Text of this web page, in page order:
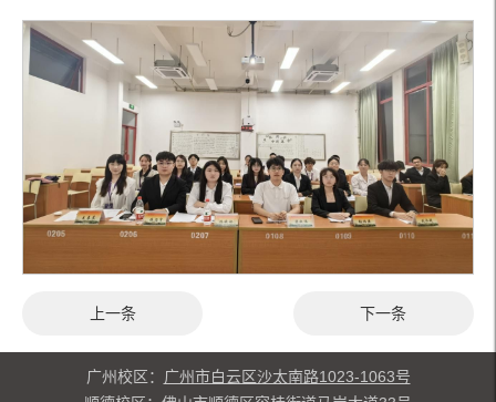
上一条 下一条
广州校区： 广州市白云区沙太南路1023-1063号